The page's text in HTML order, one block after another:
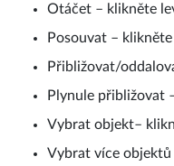
Otáčet – klikněte
Posouvat –
Přibližovat/
Plynule přibližovat
Vybrat objekt–
Vybrat více objektů